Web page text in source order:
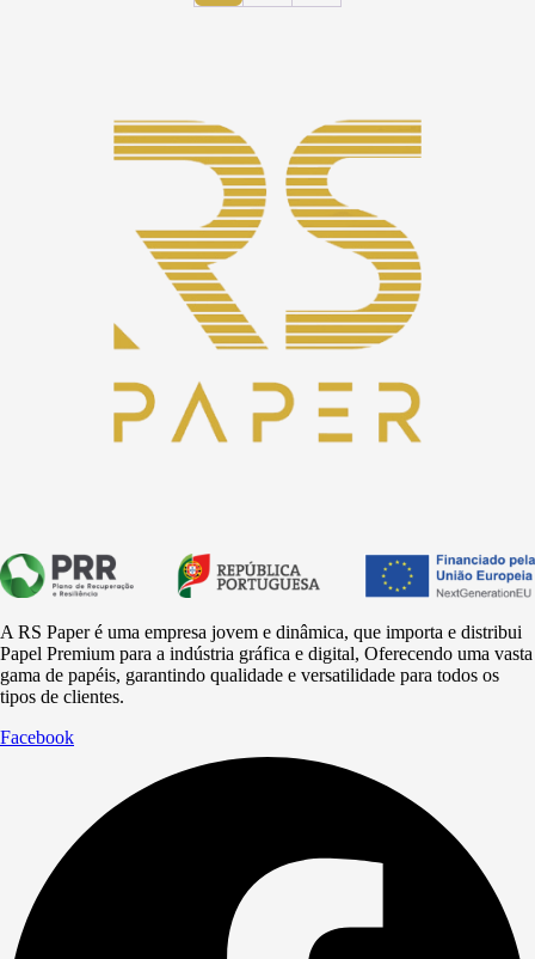
A RS Paper é uma empresa jovem e dinâmica, que importa e distribui
Papel Premium para a indústria gráfica e digital, Oferecendo uma vasta
gama de papéis, garantindo qualidade e versatilidade para todos os
tipos de clientes.
Facebook